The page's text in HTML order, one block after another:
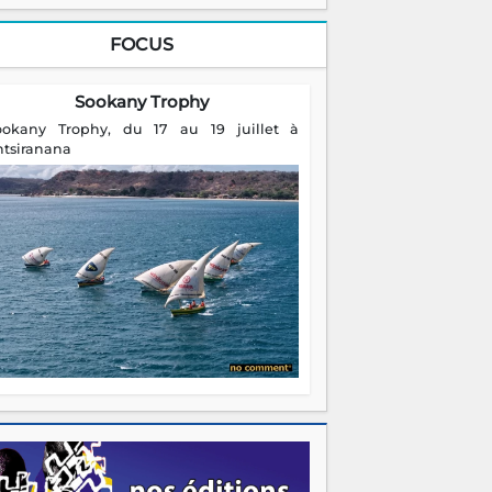
FOCUS
Sookany Trophy
Trophy, du 17 au 19 juillet à